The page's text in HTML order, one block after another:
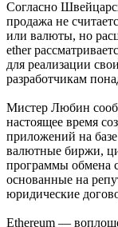
Согласно
продажа не
или валюты, но
ether
для реализации
разработчикам
Мистер Любин
настоящее время
приложений на
валютные биржи,
программы обмена
основанные на
юридические
Ethereum —